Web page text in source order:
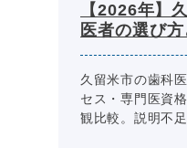
【2026年】
医者の選び
久留米市の歯科
セス・専門医資
観比較。説明不